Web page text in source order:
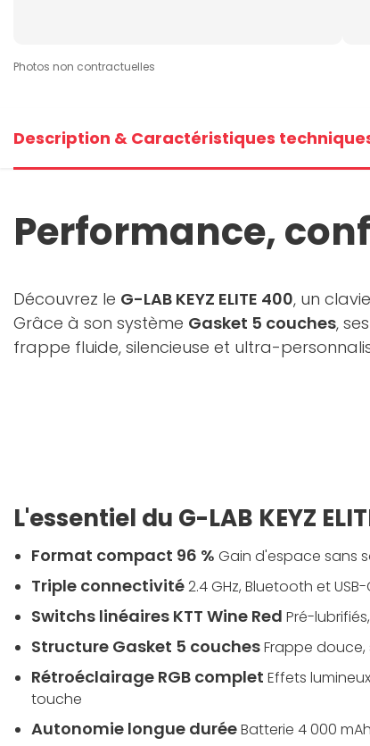
Photos non contractuelles
Description & Caractéristiques
Performance,
Découvrez le G-LAB KEYZ ELITE 400, un
Grâce à son système Gasket 5 couches, ses
frappe fluide, silencieuse et ultra-
L'essentiel du G-LAB KEYZ
Format compact 96 % Gain d'espace sans
Triple connectivité2.4 GHz, Bluetooth et
Switchs linéaires KTT Wine Red Pré-
Structure Gasket 5 couchesFrappe
Rétroéclairage RGB complet Effets
touche
Autonomie longue duréeBatterie 4 000